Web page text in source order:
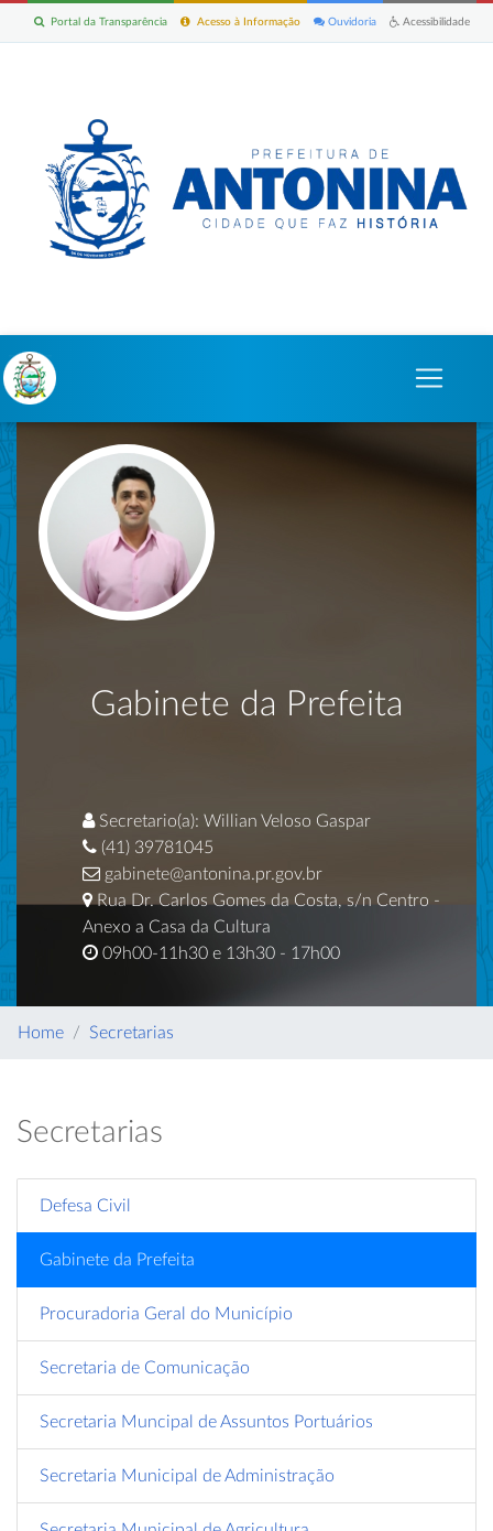
Acessibilidade
Ouvidoria
Acesso à Informação
Portal da Transparência
Gabinete da Prefeita
Secretario(a): Willian Veloso Gaspar
(41) 39781045
gabinete@antonina.pr.gov.br
Rua Dr. Carlos Gomes da Costa, s/n Centro -
Anexo a Casa da Cultura
09h00-11h30 e 13h30 - 17h00
Home Secretarias
Secretarias
Defesa Civil
Gabinete da Prefeita
Procuradoria Geral do Município
Secretaria de Comunicação
Secretaria Muncipal de Assuntos Portuários
Secretaria Municipal de Administração